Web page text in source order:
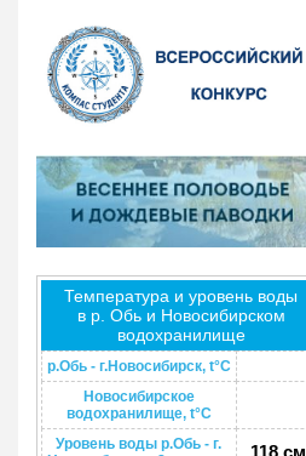
Температура и уровень воды
в р. Обь и Новосибирском
водохранилище
р.Обь - г.Новосибирск, t°C
Новосибирское
водохранилище, t°C
Уровень воды р.Обь - г.
118 см